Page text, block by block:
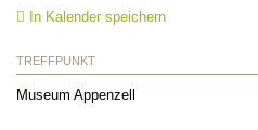
In Kalender speichern
TREFFPUNKT
Museum Appenzell